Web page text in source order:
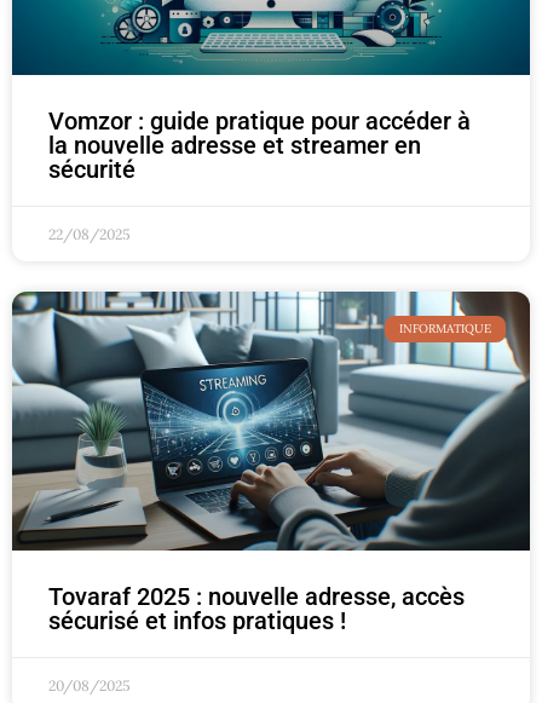
Vomzor : guide pratique pour accéder à
la nouvelle adresse et streamer en
sécurité
22/08/2025
INFORMATIQUE
Tovaraf 2025 : nouvelle adresse, accès
sécurisé et infos pratiques !
20/08/2025